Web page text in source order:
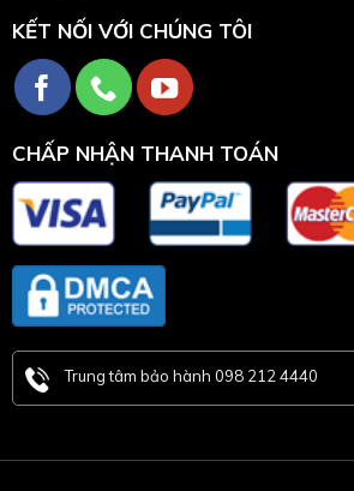
KẾT NỐI VỚI CHÚNG TÔI
CHẤP NHẬN THANH TOÁN
Trung tâm bảo hành 098 212 4440